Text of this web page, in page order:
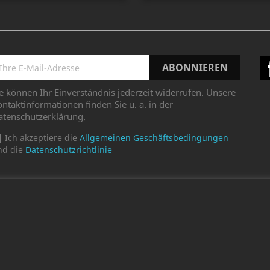
können Ihr Einverständnis jederzeit widerrufen. Unsere
finden Sie u. a. in der
Ich akzeptiere die Allgemeinen Geschäftsbedingungen
die Datenschutzrichtlinie